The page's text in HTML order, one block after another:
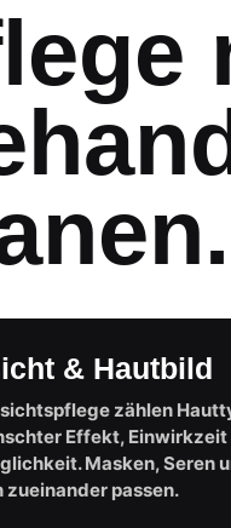
& Hautbild
zählen
Effekt, Einwirkzeit
Masken, Seren
zueinander passen.